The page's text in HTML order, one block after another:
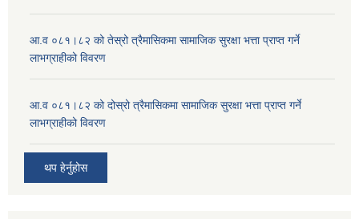
आ.व ०८१।८२ को तेस्रो त्रैमासिकमा सामाजिक सुरक्षा भत्ता प्राप्त गर्ने
लाभग्राहीको विवरण
आ.व ०८१।८२ को दोस्रो त्रैमासिकमा सामाजिक सुरक्षा भत्ता प्राप्त गर्ने
लाभग्राहीको विवरण
थप हेर्नुहोस